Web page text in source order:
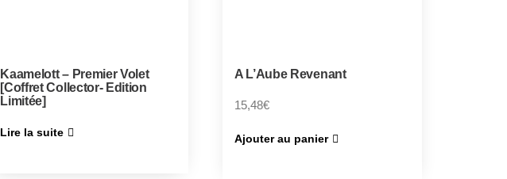
Kaamelott – Premier Volet
[Coffret Collector- Edition
Limitée]
Lire la suite
A L’Aube Revenant
15,48€
Ajouter au panier